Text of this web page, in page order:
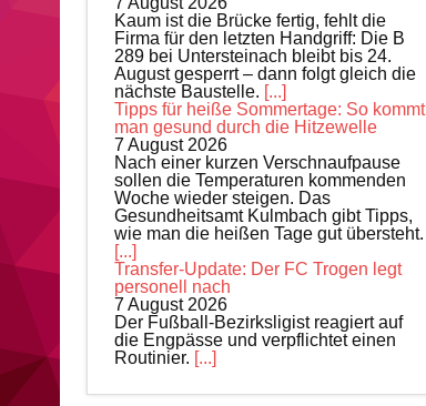
Kaum ist die Brücke fertig, fehlt die
Firma für den letzten Handgriff: Die B
289 bei Untersteinach bleibt bis 24.
August gesperrt – dann folgt gleich die
nächste Baustelle. [...]
Tipps für heiße Sommertage: So kommt
man gesund durch die Hitzewelle
7 August 2026
Nach einer kurzen Verschnaufpause
sollen die Temperaturen kommenden
Woche wieder steigen. Das
Gesundheitsamt Kulmbach gibt Tipps,
wie man die heißen Tage gut übersteht.
[...]
Transfer-Update: Der FC Trogen legt
personell nach
7 August 2026
Der Fußball-Bezirksligist reagiert auf
die Engpässe und verpflichtet einen
Routinier. [...]